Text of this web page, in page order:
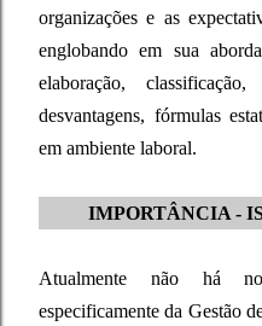
organizações e as
englobando em sua
elaboração,
desvantagens, fórmulas
em ambiente laboral.
IMPORTÂNCIA -
Atualmente não há
especificamente da Gestão